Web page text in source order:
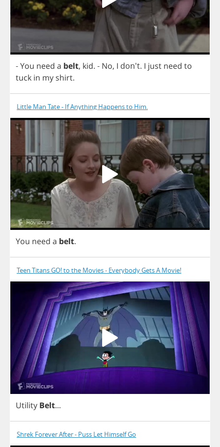
-You need a belt, kid. - No, I don't. I just need to
tuck in my shirt.
Little Man Tate - If Anything Happens to Him.
You need a belt.
Teen Titans GO! to the Movies - Everybody Gets A Movie!
Utility Belt...
Shrek Forever After - Puss Let Himself Go